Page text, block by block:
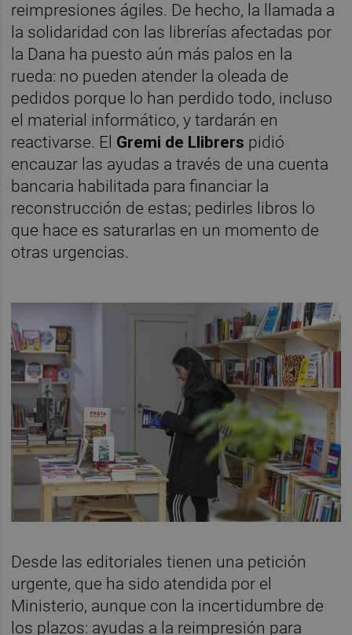
reimpresiones ágiles. De hecho, la llamada a
la solidaridad con las librerías afectadas por
la Dana ha puesto aún más palos en la
rueda: no pueden atender la oleada de
pedidos porque lo han perdido todo, incluso
el material informático, y tardarán en
reactivarse. El Gremi de Llibrers pidió
encauzar las ayudas a través de una cuenta
bancaria habilitada para financiar la
reconstrucción de estas; pedirles libros lo
que hace es saturarlas en un momento de
otras urgencias.
Desde las editoriales tienen una petición
urgente, que ha sido atendida por el
Ministerio, aunque con la incertidumbre de
los plazos: ayudas a la reimpresión para